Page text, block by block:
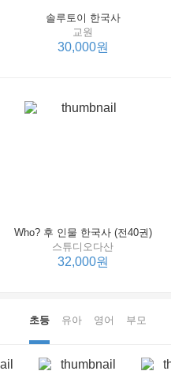
솔루토이 한국사
교원
30,000원
Who? 후 인물 한국사 (전40권)
스튜디오다산
32,000원
초등 유아 영어 부모